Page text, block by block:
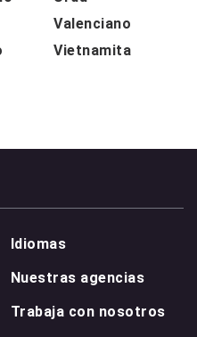
Valenciano
Vietnamita
Idiomas
Nuestras agencias
Trabaja con nosotros